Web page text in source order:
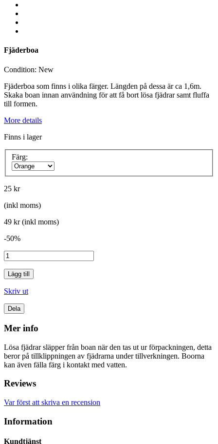
Fjäderboa
Condition: New
Fjäderboa som finns i olika färger. Längden på dessa är ca 1,6m.
Skaka boan innan användning för att få bort lösa fjädrar samt fluffa
till formen.
More details
Finns i lager
Färg:
25 kr
(inkl moms)
49 kr(inkl moms)
-50%
Lägg till
Skriv ut
Dela
Mer info
Lösa fjädrar släpper från boan när den tas ut ur förpackningen, detta
beror på tillklippningen av fjädrarna under tillverkningen. Boorna
kan även fälla färg i kontakt med vatten.
Reviews
Var först att skriva en recension
Information
Kundtjänst